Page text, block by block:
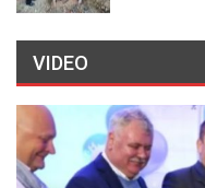
VIDEO